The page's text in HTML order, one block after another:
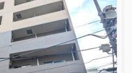
徒歩5分
邦興商事なら仲介手数料無料の